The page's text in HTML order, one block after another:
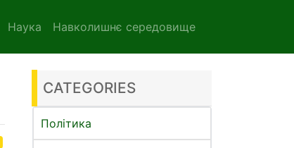
Наука Навколишнє середовище
CATEGORIES
Політика